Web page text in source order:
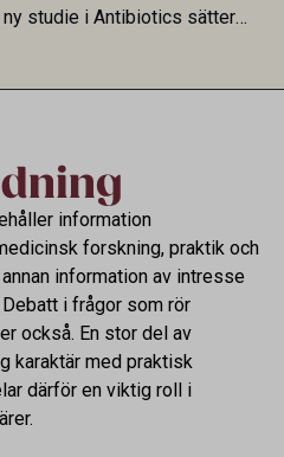
ny studie i Antibiotics sätter
information
forskning, praktik och
information av intresse
i frågor som rör
också. En stor del av
karaktär med praktisk
därför en viktig roll i